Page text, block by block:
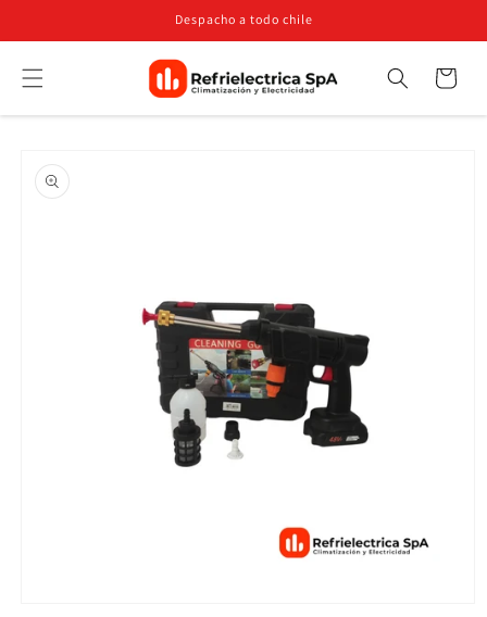
al contenido
Despacho a todo chile
Búsqueda Carrito
a la
información